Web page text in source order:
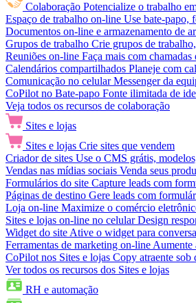
Colaboração Potencialize o trabalho
Espaço de trabalho on-line Use bate-papo,
Documentos on-line e armazenamento de
Grupos de trabalho Crie grupos de
Reuniões on-line Faça mais com
Calendários compartilhados Planeje com
Comunicação no celular Messenger da
CoPilot no Bate-papo Fonte ilimitada de
Veja todos os recursos de colaboração
Sites e lojas
Sites e lojas Crie sites que vendem
Criador de sites Use o CMS grátis,
Vendas nas mídias sociais Venda seus
Formulários do site Capture leads com
Páginas de destino Gere leads com
Loja on-line Maximize o comércio
Sites e lojas on-line no celular Design
Widget do site Ative o widget para
Ferramentas de marketing on-line Aumente
CoPilot nos Sites e lojas Copy atraente sob
Ver todos os recursos dos Sites e lojas
RH e automação